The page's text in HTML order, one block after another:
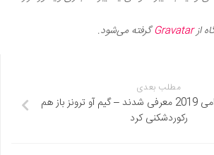
ازGravatarگرفته می‌شود.
مطلب بعدی
نامزدهای جوایز امی 2019 معرفی شدند – گیم آو ترونز باز هم
رکوردشکنی کرد